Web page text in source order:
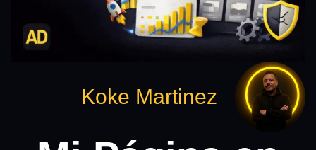
Koke Martinez